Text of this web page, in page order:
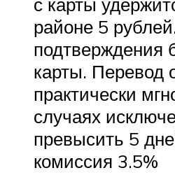
районе 5
подтверждения
карты. Перевод
практически
случаях
превысить 5
комиссия 3.5%